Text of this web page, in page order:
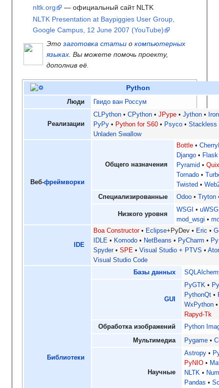
nltk.org
— официальный сайт NLTK
NLTK Presentation at Baypiggies User Group,
Google Campus, 12 June 2007 (YouTube)
Это заготовка статьи о компьютерных
языках. Вы можете помочь проекту,
дополнив её.
Python
Люди Гвидо ван Россум
Реализации
CLPython CPython JPype Jython
PyPy
Python for S60 Psyco
Stackless
Unladen Swallow
Веб-фреймворки
Общего назначения
Bottle
Django
Flask
Pyramid
Tornado
Twisted
Специализированные
Odoo Tryton
Низкого уровня
WSGI
mod_wsgi
IDE
Boa Constructor Eclipse+PyDev Eric
IDLE
Komodo NetBeans PyCharm
Spyder
SPE Visual Studio + PTVS
Visual Studio Code
Библиотеки
Базы данных
GUI
PyGTK
PythonQt
WxPython
Rapyd-Tk
Обработка изображений
Python
Мультимедиа
Pygame
Научные
Astropy
PyNIO
NLTK
Pandas